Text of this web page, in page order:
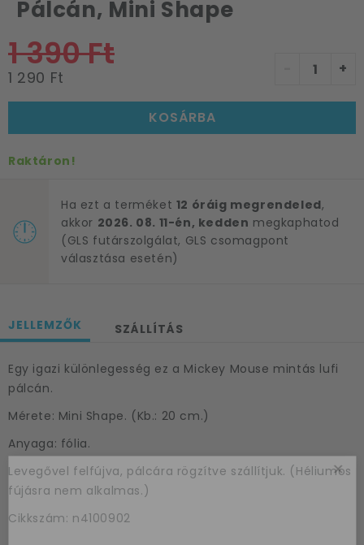
Pálcán, Mini Shape
1 390 Ft
1 290 Ft +
KOSÁRBA
Raktáron!
Ha ezt a terméket 12 óráig megrendeled,
akkor 2026. 08. 11-én, kedden megkaphatod
(GLS futárszolgálat, GLS csomagpont
választása esetén)
JELLEMZŐK SZÁLLÍTÁS
Egy igazi különlegesség ez a Mickey Mouse mintás lufi
pálcán.
Mérete: Mini Shape. (Kb.: 20 cm.)
Anyaga: fólia.
Levegővel felfújva, pálcára rögzítve szállítjuk. (Héliumos
fújásra nem alkalmas.)
Cikkszám: n4100902
×